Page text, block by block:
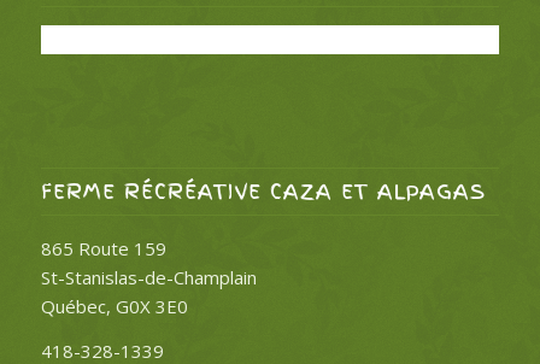
FERME RÉCRÉATIVE CAZA ET ALPAGAS
865 Route 159
St-Stanislas-de-Champlain
Québec, G0X 3E0
418-328-1339